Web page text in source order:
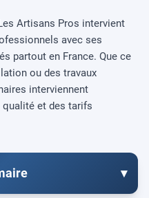
Artisans Pros intervient
avec ses
partout en France. Que ce
ou des travaux
interviennent
qualité et des tarifs
▾